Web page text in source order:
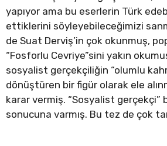
yapıyor ama bu eserlerin Türk
ettiklerini söyleyebileceğimizi
de Suat Derviş’in çok okunmuş,
“Fosforlu Cevriye”sini yakın
sosyalist gerçekçiliğin “olumlu
dönüştüren bir figür olarak ele
karar vermiş. “Sosyalist gerçekçi”
sonucuna varmış. Bu tez de çok